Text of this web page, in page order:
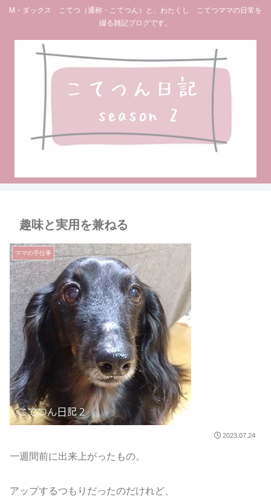
M・ダックス こてつ（通称・こてつん）と、わたくし こてつママの日常を
綴る雑記ブログです。
趣味と実用を兼ねる
ママの手仕事
2023.07.24
一週間前に出来上がったもの。
アップするつもりだったのだけれど、